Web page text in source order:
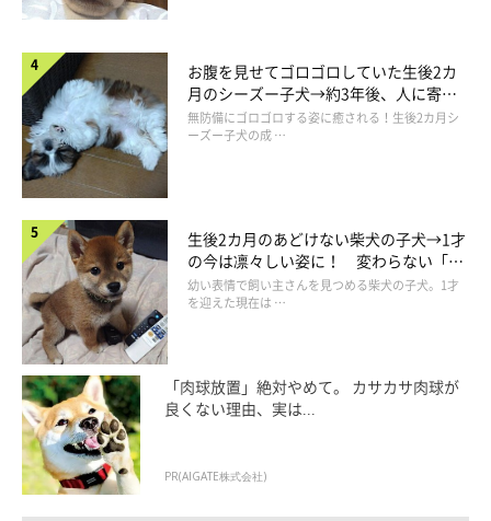
@kawai_nu_san
気になる「その後」ですが、かわいーぬちゃんは等身大クッショ
ンをおもちゃだと思うようになったのか、
のだとか！
お腹を見せてゴロゴロしていた生後2カ
月のシーズー子犬→約3年後、人に寄り
添う優しいコに成長した姿にほっこり
無防備にゴロゴロする姿に癒される！生後2カ月シ
ーズー子犬の成 …
生後2カ月のあどけない柴犬の子犬→1才
の今は凛々しい姿に！ 変わらない「く
りくりおめめ」にもほっこり
幼い表情で飼い主さんを見つめる柴犬の子犬。1才
を迎えた現在は …
「肉球放置」絶対やめて。 カサカサ肉球が
良くない理由、実は...
PR(AIGATE株式会社)